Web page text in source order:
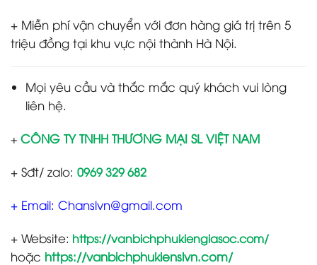
+ Miễn phí vận chuyển với đơn hàng giá trị trên 5
triệu đồng tại khu vực nội thành Hà Nội.
Mọi yêu cầu và thắc mắc quý khách vui lòng
liên hệ.
+ CÔNG TY TNHH THƯƠNG MẠI SL VIỆT NAM
+ Sđt/ zalo: 0969 329 682
+ Email: Chanslvn@gmail.com
+ Website: https://vanbichphukiengiasoc.com/
hoặc https://vanbichphukienslvn.com/